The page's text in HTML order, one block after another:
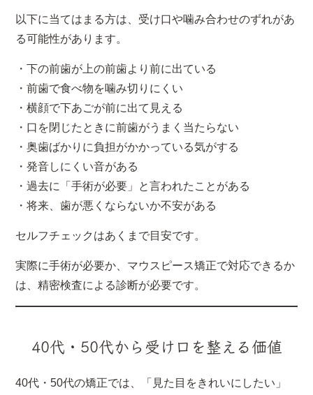
以下に当てはまる方は、受け口や噛み合わせのずれがあ
る可能性があります。
・下の前歯が上の前歯より前に出ている
・前歯で食べ物を噛み切りにくい
・横顔で下あごが前に出て見える
・口を閉じたときに前歯がうまく当たらない
・奥歯ばかりに負担がかかっている気がする
・発音しにくい音がある
・過去に「手術が必要」と言われたことがある
・将来、歯が悪くならないか不安がある
セルフチェックはあくまで目安です。
実際に手術が必要か、マウスピース矯正で対応できるか
は、精密検査による診断が必要です。
40代・50代から受け口を整える価値
40代・50代の矯正では、「見た目をきれいにしたい」